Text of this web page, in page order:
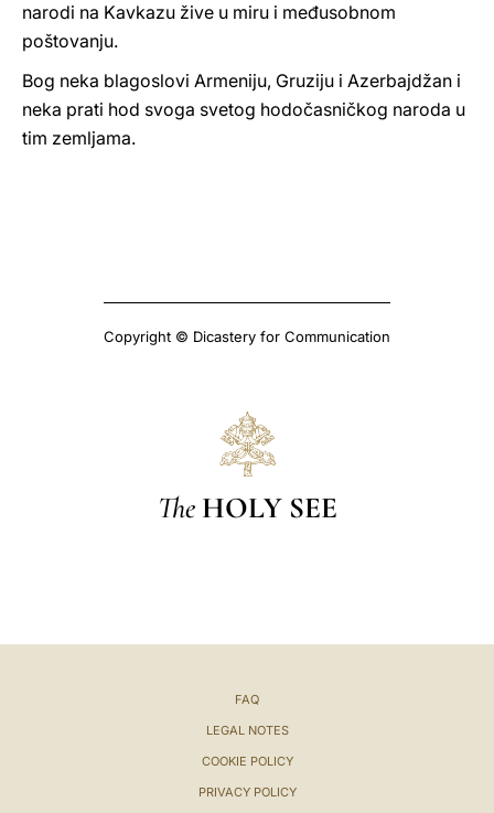
narodi na Kavkazu žive u miru i međusobnom
poštovanju.
Bog neka blagoslovi Armeniju, Gruziju i Azerbajdžan i
neka prati hod svoga svetog hodočasničkog naroda u
tim zemljama.
Copyright © Dicastery for Communication
The HOLY SEE
FAQ
LEGAL NOTES
COOKIE POLICY
PRIVACY POLICY